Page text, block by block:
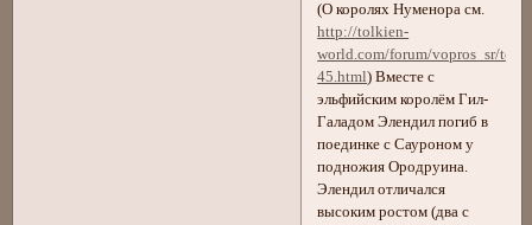
(О королях Нуменора см.
http://tolkien-
world.com/forum/vopros_sr/
45.html) Вместе с
эльфийским королём Гил-
Галадом Элендил погиб в
поединке с Сауроном у
подножия Ородруина.
Элендил отличался
высоким ростом (два с